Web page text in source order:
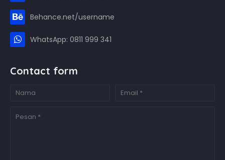
Behance.net/username
WhatsApp: 0811 999 341
Contact form